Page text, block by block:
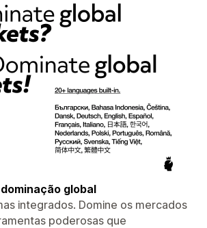
global
integrados. Domine os mercados
poderosas que